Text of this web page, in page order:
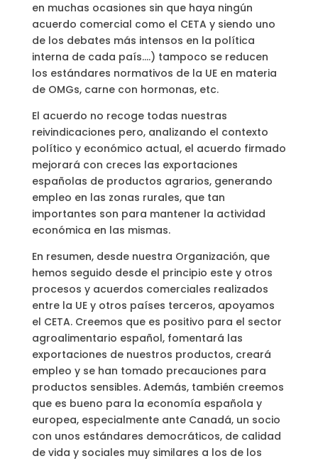
en muchas ocasiones sin que haya ningún
acuerdo comercial como el CETA y siendo uno
de los debates más intensos en la política
interna de cada país….) tampoco se reducen
los estándares normativos de la UE en materia
de OMGs, carne con hormonas, etc.
El acuerdo no recoge todas nuestras
reivindicaciones pero, analizando el contexto
político y económico actual, el acuerdo firmado
mejorará con creces las exportaciones
españolas de productos agrarios, generando
empleo en las zonas rurales, que tan
importantes son para mantener la actividad
económica en las mismas.
En resumen, desde nuestra Organización, que
hemos seguido desde el principio este y otros
procesos y acuerdos comerciales realizados
entre la UE y otros países terceros, apoyamos
el CETA. Creemos que es positivo para el sector
agroalimentario español, fomentará las
exportaciones de nuestros productos, creará
empleo y se han tomado precauciones para
productos sensibles. Además, también creemos
que es bueno para la economía española y
europea, especialmente ante Canadá, un socio
con unos estándares democráticos, de calidad
de vida y sociales muy similares a los de los